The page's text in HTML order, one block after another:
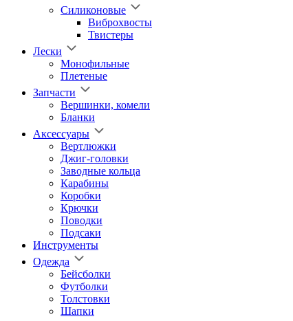
Силиконовые
Виброхвосты
Твистеры
Лески
Монофильные
Плетеные
Запчасти
Вершинки, комели
Бланки
Аксессуары
Вертлюжки
Джиг-головки
Заводные кольца
Карабины
Коробки
Крючки
Поводки
Подсаки
Инструменты
Одежда
Бейсболки
Футболки
Толстовки
Шапки